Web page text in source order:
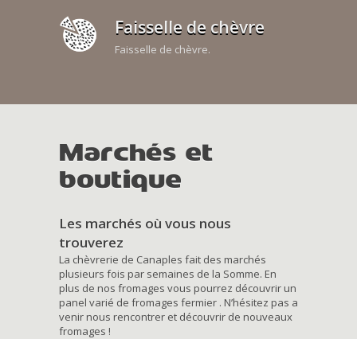
Faisselle de chèvre
Faisselle de chèvre.
Marchés et
boutique
Les marchés où vous nous
trouverez
La chèvrerie de Canaples fait des marchés
plusieurs fois par semaines de la Somme. En
plus de nos fromages vous pourrez découvrir un
panel varié de fromages fermier . N’hésitez pas a
venir nous rencontrer et découvrir de nouveaux
fromages !